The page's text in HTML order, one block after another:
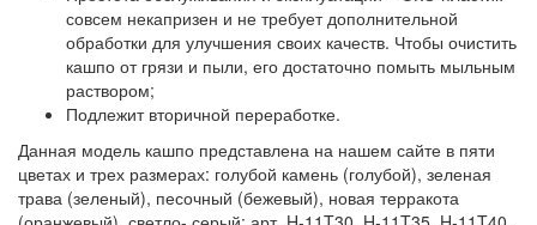
совсем некапризен и не требует дополнительной
обработки для улучшения своих качеств. Чтобы очистить
кашпо от грязи и пыли, его достаточно помыть мыльным
раствором;
Подлежит вторичной переработке.
Данная модель кашпо представлена на нашем сайте в пяти
цветах и трех размерах: голубой камень (голубой), зеленая
трава (зеленый), песочный (бежевый), новая терракота